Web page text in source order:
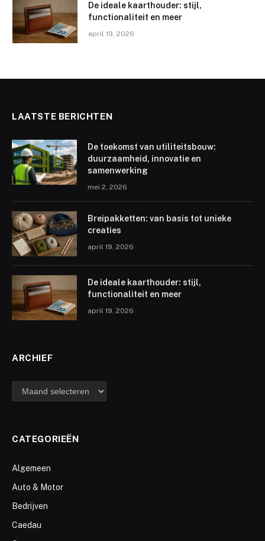
De ideale kaarthouder: stijl,
functionaliteit en meer
april 19, 2026
LAATSTE BERICHTEN
De toekomst van utiliteitsbouw:
duurzaamheid, innovatie en
samenwerking
mei 2, 2026
Breipakketten: van basis tot unieke
creaties
april 19, 2026
De ideale kaarthouder: stijl,
functionaliteit en meer
april 19, 2026
ARCHIEF
archief
CATEGORIEËN
Algemeen
Auto & Motor
Bedrijven
Caedau